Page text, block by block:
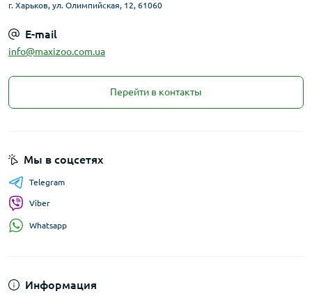
г. Харьков, ул. Олимпийская, 12, 61060
E-mail
info@maxizoo.com.ua
Перейти в контакты
Информация
Мы в соцсетях
Telegram
Viber
Whatsapp